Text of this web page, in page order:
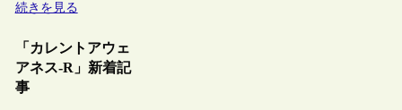
続きを見る
「カレントアウェ
アネス-R」新着記
事